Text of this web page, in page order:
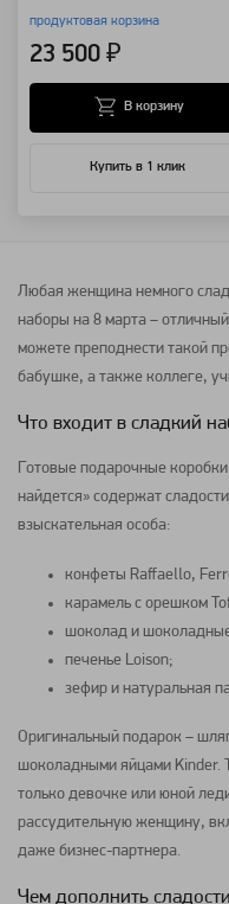
продуктовая корзина
23 500 ₽
Купить в 1 клик
В корзину
Любая женщина немного
наборы на 8 марта –
можете преподнести такой
бабушке, а также коллеге,
Что входит в сладкий
Готовые подарочные
найдется» содержат
взыскательная особа:
конфеты Raffaello,
карамель с орешком
шоколад и
печенье Loison;
зефир и натуральная
Оригинальный подарок –
шоколадными яйцами Kinder.
только девочке или юной
рассудительную женщину,
даже бизнес-партнера.
Чем дополнить сладости